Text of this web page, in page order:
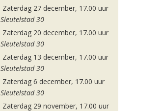
Zaterdag 27 december, 17.00 uur
Sleutelstad 30
Zaterdag 20 december, 17.00 uur
Sleutelstad 30
Zaterdag 13 december, 17.00 uur
Sleutelstad 30
Zaterdag 6 december, 17.00 uur
Sleutelstad 30
Zaterdag 29 november, 17.00 uur